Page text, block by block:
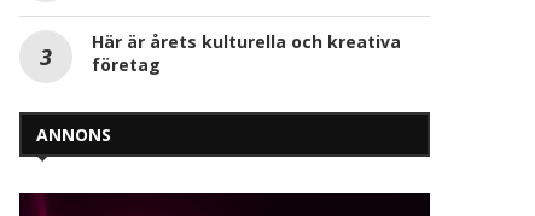
Här är årets kulturella och kreativa
företag
ANNONS